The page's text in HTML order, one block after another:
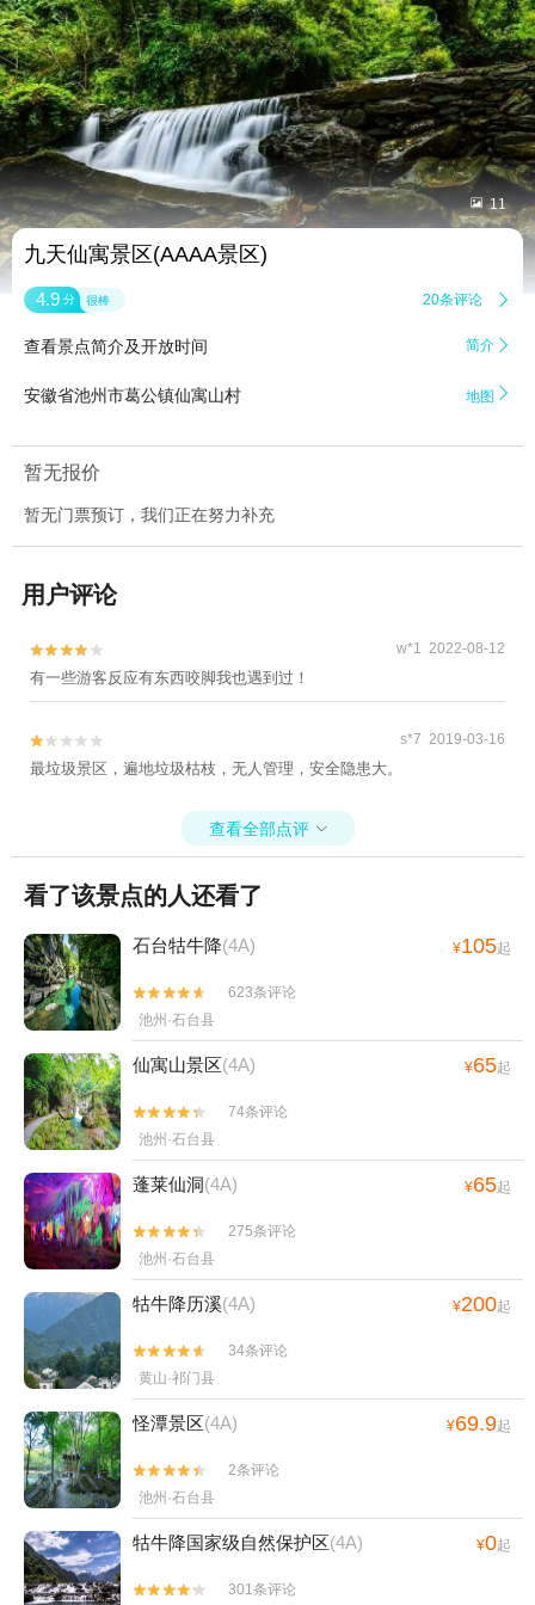
 11
九天仙寓景区(AAAA景区)
4.9 分 很棒 20条评论 
查看景点简介及开放时间 简介 
安徽省池州市葛公镇仙寓山村 地图 
暂无报价
暂无门票预订，我们正在努力补充
用户评论

 w*1 2022-08-12
有一些游客反应有东西咬脚我也遇到过！

 s*7 2019-03-16
最垃圾景区，遍地垃圾枯枝，无人管理，安全隐患大。
查看全部点评 
看了该景点的人还看了
石台牯牛降(4A) ¥105起


623条评论
池州·石台县
仙寓山景区(4A) ¥65起


74条评论
池州·石台县
蓬莱仙洞(4A) ¥65起


275条评论
池州·石台县
牯牛降历溪(4A) ¥200起


34条评论
黄山·祁门县
怪潭景区(4A) ¥69.9起


2条评论
池州·石台县
牯牛降国家级自然保护区(4A) ¥0起

 301条评论
